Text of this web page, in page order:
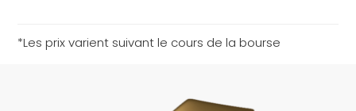
*Les prix varient suivant le cours de la bourse